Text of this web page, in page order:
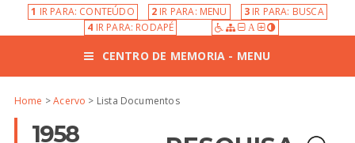
1 IR PARA: CONTEÚDO 2 IR PARA: MENU 3 IR PARA: BUSCA
4 IR PARA: RODAPÉ A
CENTRO DE MEMORIA - MENU
Home >Acervo > Lista Documentos
1958